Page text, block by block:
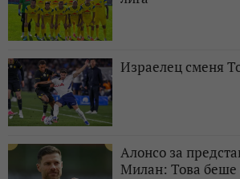
Израелец сменя
Алонсо за
Милан: Това беше